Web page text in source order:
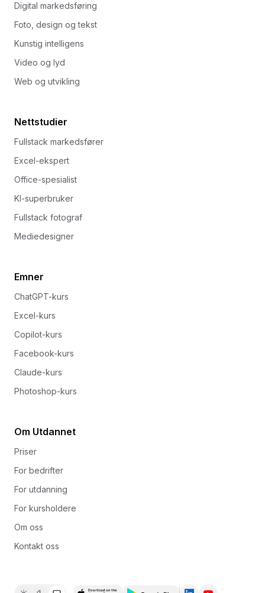
Digital markedsføring
Foto, design og tekst
Kunstig intelligens
Video og lyd
Web og utvikling
Nettstudier
Fullstack markedsfører
Excel-ekspert
Office-spesialist
KI-superbruker
Fullstack fotograf
Mediedesigner
Emner
ChatGPT-kurs
Excel-kurs
Copilot-kurs
Facebook-kurs
Claude-kurs
Photoshop-kurs
Om Utdannet
Priser
For bedrifter
For utdanning
For kursholdere
Om oss
Kontakt oss